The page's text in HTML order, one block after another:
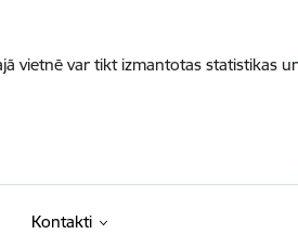
vietnē var tikt izmantotas statistikas
Kontakti